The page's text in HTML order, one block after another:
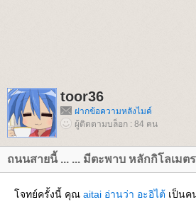
toor36
ฝากข้อความหลังไมค์
ผู้ติดตามบล็อก : 84 คน
ถนนสายนี้ ... ... มีตะพาบ หลักกิโลเมต
จทย์ครั้งนี้ คุณ aitai อ่านว่า อะอิไต้ เป็นค